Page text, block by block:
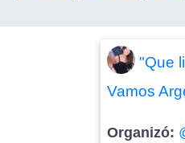
"Que
Vamos
Organizó: